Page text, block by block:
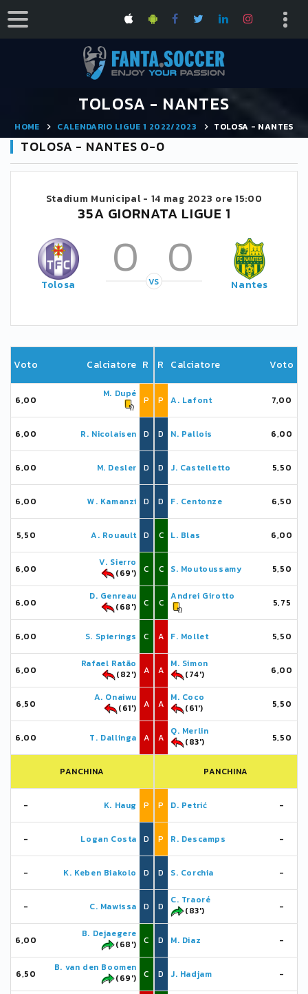
TOLOSA - NANTES
HOME CALENDARIO LIGUE 1 2022/2023 TOLOSA - NANTES
TOLOSA - NANTES 0-0
Stadium Municipal - 14 mag 2023 ore 15:00
35A GIORNATA LIGUE 1
Tolosa 0 0
VS Nantes
Voto Calciatore R
6,00
M. Dupé
P
6,00 R. Nicolaisen D
6,00 M. Desler D
6,00 W. Kamanzi D
5,50 A. Rouault D
6,00
V. Sierro
(69')
C
6,00
D. Genreau
(68')
C
6,00 S. Spierings C
6,00
Rafael Ratão
(82')
A
6,50
A. Onaiwu
(61')
A
6,00 T. Dallinga A
PANCHINA
- K. Haug P
- Logan Costa D
- K. Keben Biakolo D
- C. Mawissa D
6,00
B. Dejaegere
(68')
C
6,50
B. van den Boomen
(69')
C
R Calciatore Voto
P A. Lafont 7,00
D N. Pallois 6,00
D J. Castelletto 5,50
D F. Centonze 6,50
C L. Blas 6,00
C S. Moutoussamy 5,50
C
Andrei Girotto
5,75
A F. Mollet 5,50
A
M. Simon
(74')
6,00
A
M. Coco
(61')
5,50
A
Q. Merlin
(83')
5,50
PANCHINA
P D. Petrić -
P R. Descamps -
D S. Corchia -
D
C. Traoré
(83')
-
D M. Diaz -
D J. Hadjam -